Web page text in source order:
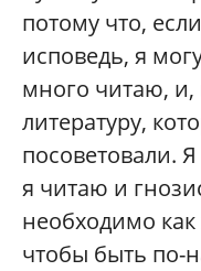
потому что,
исповедь, я
много читаю,
литературу,
посоветовали.
я читаю и
необходимо
чтобы быть по-